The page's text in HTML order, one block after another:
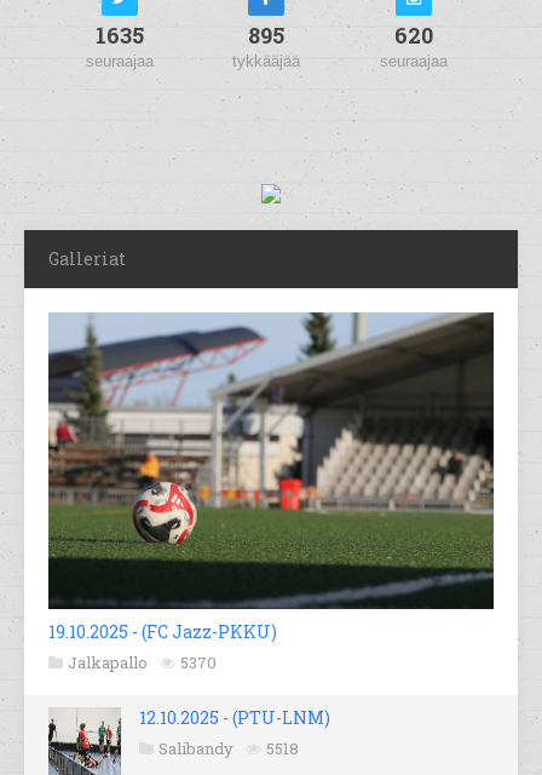
1635
seuraajaa
895
tykkääjää
620
seuraajaa
Galleriat
19.10.2025 - (FC Jazz-PKKU)
Jalkapallo 5370
12.10.2025 - (PTU-LNM)
Salibandy 5518